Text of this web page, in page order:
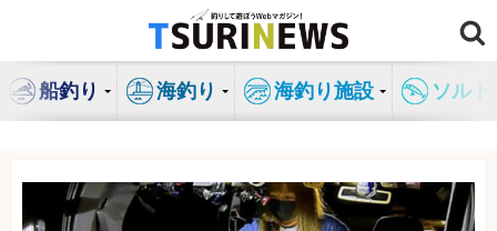
ン
船釣り 海釣り 海釣り施設 ソル